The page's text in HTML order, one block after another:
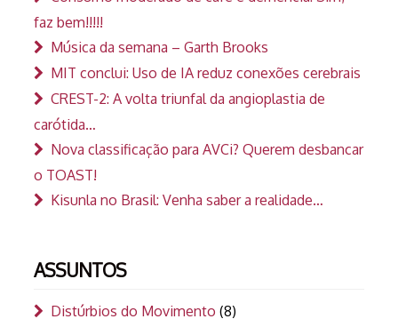
faz bem!!!!!
Música da semana – Garth Brooks
MIT conclui: Uso de IA reduz conexões cerebrais
CREST-2: A volta triunfal da angioplastia de
carótida…
Nova classificação para AVCi? Querem desbancar
o TOAST!
Kisunla no Brasil: Venha saber a realidade…
ASSUNTOS
Distúrbios do Movimento (8)